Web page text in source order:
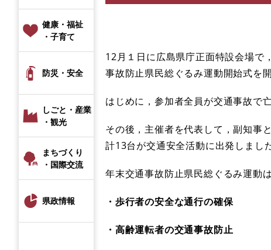
健康・福祉
・子育て
防災・安全
しごと・産業
・観光
まちづくり
・国際交流
県政情報
12月１日に広島県庁正面特設会場で
事故防止県民総ぐるみ運動開始式を
はじめに，参加者全員が交通事故で
その後，主催者を代表して，副知事
計13台が交通安全活動に出発しました
年末交通事故防止県民総ぐるみ運動は
・歩行者の安全な通行の確保
・高齢運転者の交通事故防止